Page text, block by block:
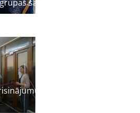
sanāksme
atklāšana Jelgavas